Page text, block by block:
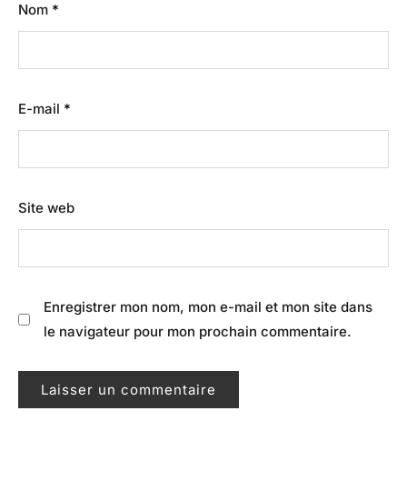
Nom *
E-mail *
Site web
Enregistrer mon nom, mon e-mail et mon site dans
le navigateur pour mon prochain commentaire.